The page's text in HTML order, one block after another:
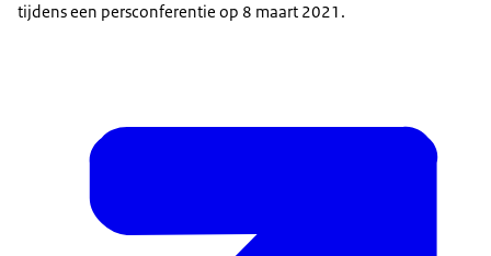
tijdens een persconferentie op 8 maart 2021.